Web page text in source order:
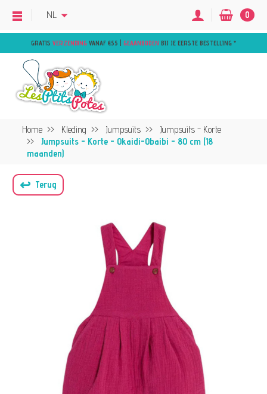
GRATIS VERZENDING VANAF €55 | GEAANBODEN BIJ JE EERSTE BESTELLING *
NL 0
Home Kleding Jumpsuits
Jumpsuits - Korte
Jumpsuits - Korte - Okaidi-Obaibi - 80 cm (18
maanden)
↩ Terug